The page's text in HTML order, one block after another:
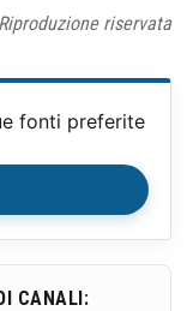
riservata
fonti preferite
CANALI: